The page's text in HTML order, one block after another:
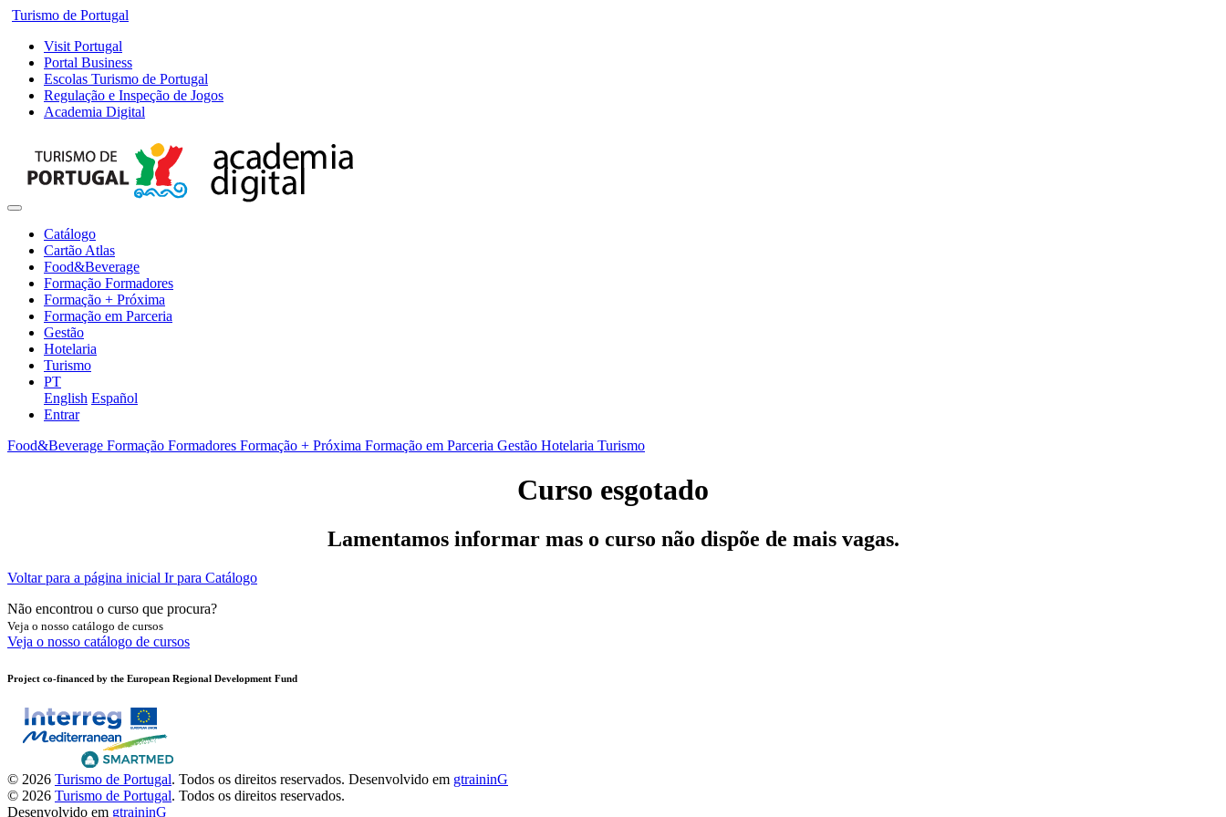
Turismo de Portugal
Visit Portugal
Portal Business
Escolas Turismo de Portugal
Regulação e Inspeção de Jogos
Academia Digital
Catálogo
Cartão Atlas
Food&Beverage
Formação Formadores
Formação + Próxima
Formação em Parceria
Gestão
Hotelaria
Turismo
PT
English Español
Entrar
Food&Beverage Formação Formadores Formação + Próxima Formação em Parceria Gestão Hotelaria Turismo
Curso esgotado
Lamentamos informar mas o curso não dispõe de mais vagas.
Voltar para a página inicial Ir para Catálogo
Não encontrou o curso que procura?
Veja o nosso catálogo de cursos
Veja o nosso catálogo de cursos
Project co-financed by the European Regional Development Fund
© 2026 Turismo de Portugal. Todos os direitos reservados. Desenvolvido em gtraininG
© 2026 Turismo de Portugal. Todos os direitos reservados.
Desenvolvido em gtraininG